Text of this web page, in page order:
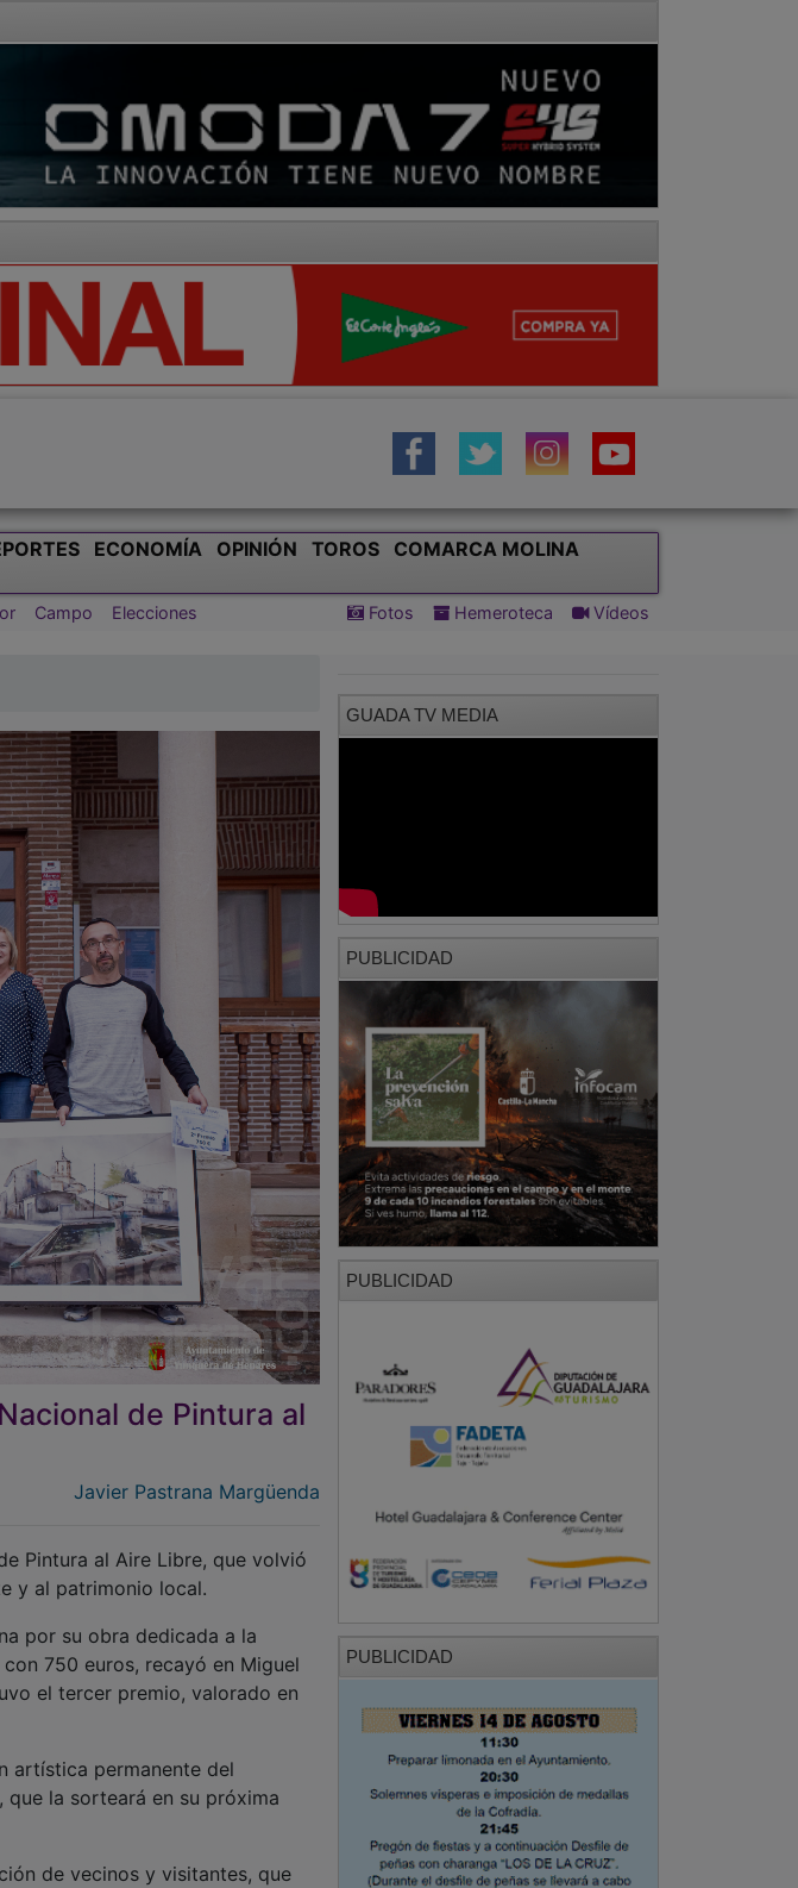
ECONOMÍA OPINIÓN TOROS
COMARCA MOLINA
Campo Elecciones Fotos Hemeroteca Vídeos
de Pintura al
Javier Pastrana Margüenda
Pintura al Aire Libre, que volvió
y al patrimonio local.
por su obra dedicada a la
750 euros, recayó en Miguel
el tercer premio, valorado en
artística permanente del
que la sorteará en su próxima
de vecinos y visitantes, que
GUADA TV MEDIA
PUBLICIDAD
PUBLICIDAD
PUBLICIDAD